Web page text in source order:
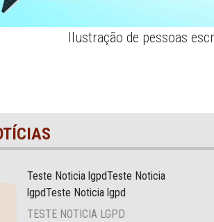
Ilustração de pessoas
Teste Noticia lgpdTeste Noticia
lgpdTeste Noticia lgpd
TESTE NOTICIA LGPD